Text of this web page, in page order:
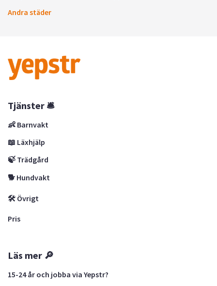
Andra städer
Tjänster 🛎
👶 Barnvakt
📖 Läxhjälp
🍃 Trädgård
🐕 Hundvakt
🛠 Övrigt
Pris
Läs mer 🔎
15-24 år och jobba via Yepstr?